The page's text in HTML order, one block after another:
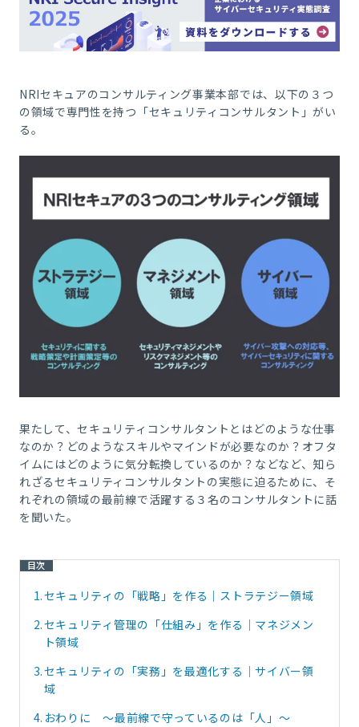
NRIセキュアのコンサルティング事業本部では、以下の３つ
の領域で専門性を持つ「セキュリティコンサルタント」がい
る。
果たして、セキュリティコンサルタントとはどのような仕事
なのか？どのようなスキルやマインドが必要なのか？オフタ
イムにはどのように気分転換しているのか？などなど、知ら
れざるセキュリティコンサルタントの実態に迫るために、そ
れぞれの領域の最前線で活躍する３名のコンサルタントに話
を聞いた。
目次
1.セキュリティの「戦略」を作る｜ストラテジー領域
2.セキュリティ管理の「仕組み」を作る｜マネジメン
ト領域
3.セキュリティの「実務」を最適化する｜サイバー領
域
4. おわりに ～最前線で守っているのは「人」～